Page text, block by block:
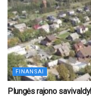
FINANSAI
Plungės rajono